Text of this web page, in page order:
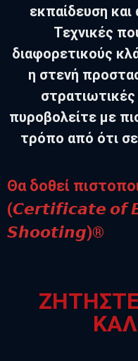
εκπαίδευση
Τεχνικές
διαφορετικούς
η στενή
πυροβολείτε με
τρόπο από ότι
Θα δοθεί
(𝘾𝙚𝙧𝙩𝙞𝙛𝙞𝙘𝙖𝙩𝙚 𝙤𝙛
𝙎𝙝𝙤𝙤𝙩𝙞𝙣𝙜)®️